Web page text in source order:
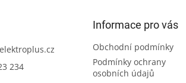
elektroplus.cz
234
Informace pro vás
Obchodní podmínky
Podmínky ochrany
osobních údajů